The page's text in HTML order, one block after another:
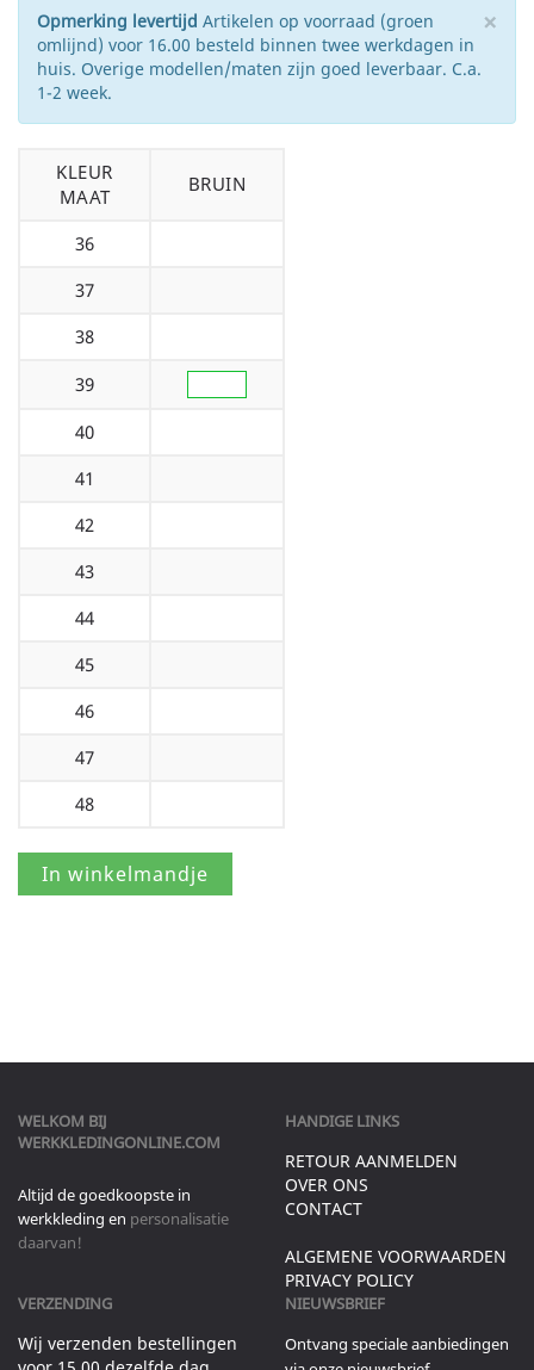
×
Opmerking levertijd Artikelen op voorraad (groen
omlijnd) voor 16.00 besteld binnen twee werkdagen in
huis. Overige modellen/maten zijn goed leverbaar. C.a.
1-2 week.
KLEUR
MAAT
BRUIN
36
37
38
39
40
41
42
43
44
45
46
47
48
WELKOM BIJ
WERKKLEDINGONLINE.COM
Altijd de goedkoopste in
werkkleding en personalisatie
daarvan!
HANDIGE LINKS
RETOUR AANMELDEN
OVER ONS
CONTACT
ALGEMENE VOORWAARDEN
PRIVACY POLICY
VERZENDING
Wij verzenden bestellingen
NIEUWSBRIEF
Ontvang speciale aanbiedingen